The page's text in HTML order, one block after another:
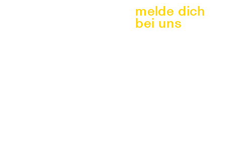
melde dich
bei uns